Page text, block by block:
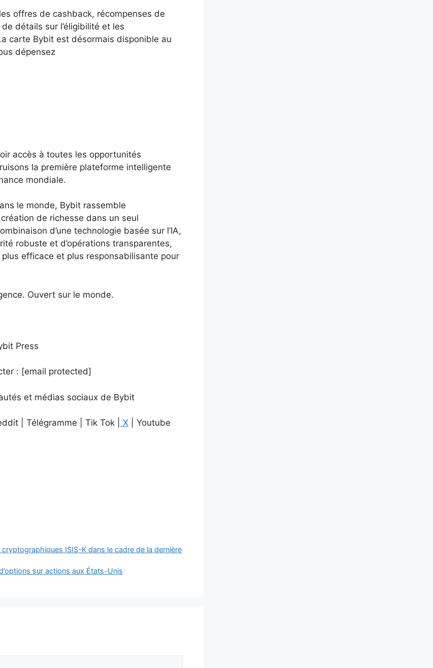
offres de cashback, récompenses de
détails sur l’éligibilité et les
carte Bybit est désormais disponible au
dépensez
accès à toutes les opportunités
la première plateforme intelligente
mondiale.
le monde, Bybit rassemble
de richesse dans un seul
d’une technologie basée sur l’IA,
robuste et d’opérations transparentes,
efficace et plus responsabilisante pour
Ouvert sur le monde.
Press
: [email protected]
et médias sociaux de Bybit
| Télégramme | Tik Tok | X | Youtube
ISIS-K dans le cadre de la dernière
sur actions aux États-Unis